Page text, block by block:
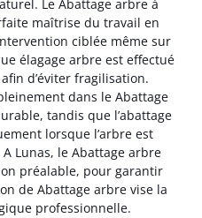
Le Abattage arbre à
maîtrise du travail en
ciblée même sur
élagage arbre est effectué
d’éviter fragilisation.
dans le Abattage
tandis que l’abattage
lorsque l’arbre est
Lunas, le Abattage arbre
préalable, pour garantir
de Abattage arbre vise la
professionnelle.